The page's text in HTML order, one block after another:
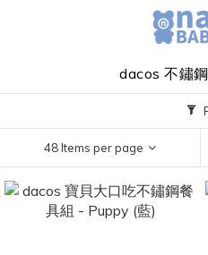
dacos 不鏽
48 Items per page